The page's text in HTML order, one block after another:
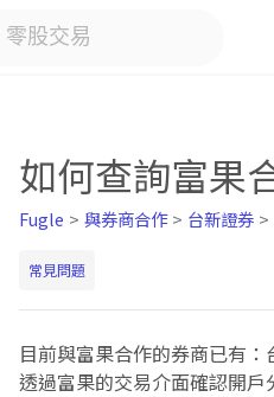
如何查詢富果
Fugle 與券商合作 台新證券
常見問題
目前與富果合作的券商已有：
透過富果的交易介面確認開